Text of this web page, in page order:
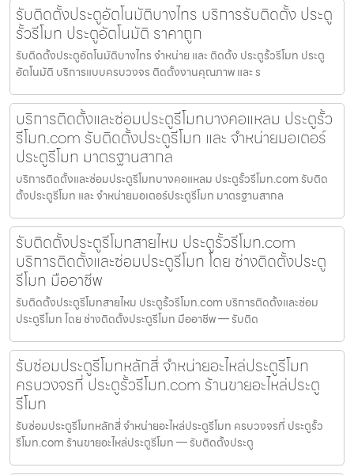
รับติดตั้งประตูอัตโนมัติบางไทร บริการรับติดตั้ง ประตู
รั้วรีโมท ประตูอัตโนมัติ ราคาถูก
รับติดตั้งประตูอัตโนมัติบางไทร จำหน่าย และ ติดตั้ง ประตูรั้วรีโมท ประตู
อัตโนมัติ บริการแบบครบวงจร ติดตั้งงานคุณภาพ และ ร
บริการติดตั้งและซ่อมประตูรีโมทบางคอแหลม ประตูรั้ว
รีโมท.com รับติดตั้งประตูรีโมท และ จำหน่ายมอเตอร์
ประตูรีโมท มาตรฐานสากล
บริการติดตั้งและซ่อมประตูรีโมทบางคอแหลม ประตูรั้วรีโมท.com รับติด
ตั้งประตูรีโมท และ จำหน่ายมอเตอร์ประตูรีโมท มาตรฐานสากล
รับติดตั้งประตูรีโมทสายไหม ประตูรั้วรีโมท.com
บริการติดตั้งและซ่อมประตูรีโมท โดย ช่างติดตั้งประตู
รีโมท มืออาชีพ
รับติดตั้งประตูรีโมทสายไหม ประตูรั้วรีโมท.com บริการติดตั้งและซ่อม
ประตูรีโมท โดย ช่างติดตั้งประตูรีโมท มืออาชีพ — รับติด
รับซ่อมประตูรีโมทหลักสี่ จำหน่ายอะไหล่ประตูรีโมท
ครบวงจรที่ ประตูรั้วรีโมท.com ร้านขายอะไหล่ประตู
รีโมท
รับซ่อมประตูรีโมทหลักสี่ จำหน่ายอะไหล่ประตูรีโมท ครบวงจรที่ ประตูรั้ว
รีโมท.com ร้านขายอะไหล่ประตูรีโมท — รับติดตั้งประตู